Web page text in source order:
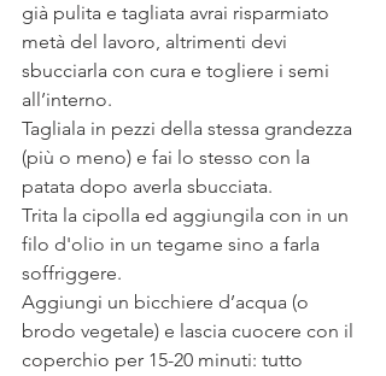
già pulita e tagliata avrai risparmiato
metà del lavoro, altrimenti devi
sbucciarla con cura e togliere i semi
all’interno.
Tagliala in pezzi della stessa grandezza
(più o meno) e fai lo stesso con la
patata dopo averla sbucciata.
Trita la cipolla ed aggiungila con in un
filo d'olio in un tegame sino a farla
soffriggere.
Aggiungi un bicchiere d’acqua (o
brodo vegetale) e lascia cuocere con il
coperchio per 15-20 minuti: tutto